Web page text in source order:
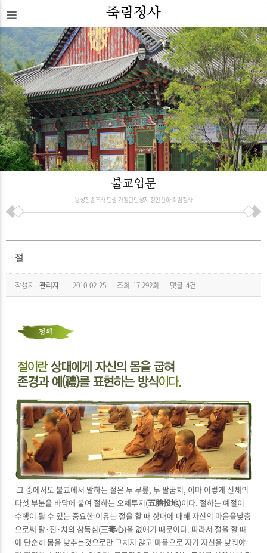
죽림정사
불교입문
용성진종조사 탄생 가활만인성지 장안산하 죽림정사
절
작성자 관리자 2010-02-25 조회 17,292회 댓글 4건
그 중에서도 불교에서 말하는 절은 두 무릎, 두 팔꿈치, 이마 이렇게 신체의
다섯 부분을 바닥에 붙여 절하는 오체투지(五體投地)이다. 절하는 예절이
수행이 될 수 있는 중요한 이유는 절을 할 때 상대에 대해 자신의 마음을낮춤
으로써 탐·진·치의 삼독심(三毒心)을 없애기 때문이다. 따라서 절을 할 때
에 단순히 몸을 낮추는것으로만 그치지 않고 마음으로 자기 자신을 낮춰야